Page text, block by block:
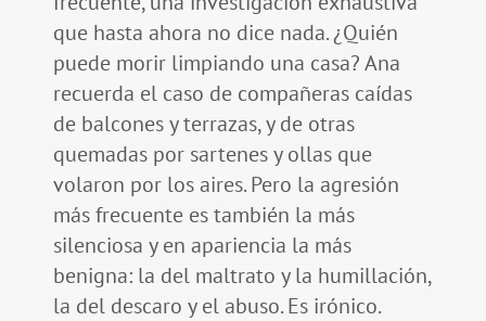
que hasta ahora no dice nada. ¿Quién
puede morir limpiando una casa? Ana
recuerda el caso de compañeras caídas
de balcones y terrazas, y de otras
quemadas por sartenes y ollas que
volaron por los aires. Pero la agresión
más frecuente es también la más
silenciosa y en apariencia la más
benigna: la del maltrato y la humillación,
la del descaro y el abuso. Es irónico.